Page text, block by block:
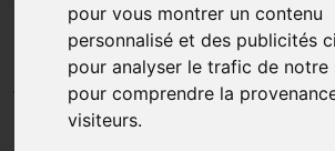
pour vous montrer un contenu
personnalisé et des publicités
pour analyser le trafic de notre
pour comprendre la
visiteurs.
Myc'ongle 30 Ml
DYNAROP PRODUCT